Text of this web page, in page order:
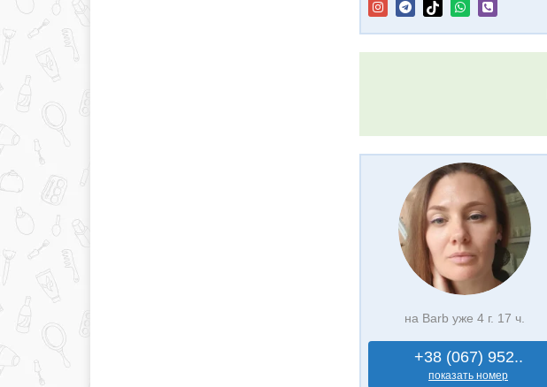
на Barb уже 4 г. 17 ч.
+38 (067) 952..
показать номер